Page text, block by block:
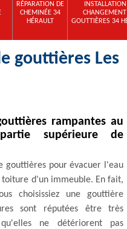
RÉPARATION DE
CHEMINÉE 34
HÉRAULT
GOUTTIÈRES 34
gouttières Les
rampantes au
supérieure de
gouttières pour évacuer l'eau
d'un immeuble. En fait,
choisissiez une gouttière
sont réputées être très
ne détériorent pas